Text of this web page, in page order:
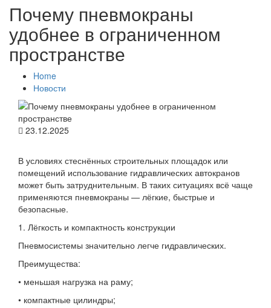
Почему пневмокраны
удобнее в ограниченном
пространстве
Home
Новости
23.12.2025
В условиях стеснённых строительных площадок или
помещений использование гидравлических автокранов
может быть затруднительным. В таких ситуациях всё чаще
применяются пневмокраны — лёгкие, быстрые и
безопасные.
1. Лёгкость и компактность конструкции
Пневмосистемы значительно легче гидравлических.
Преимущества:
• меньшая нагрузка на раму;
• компактные цилиндры;